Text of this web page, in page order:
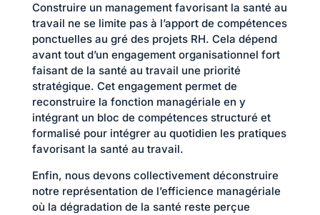
Construire un management favorisant la santé au
travail ne se limite pas à l’apport de compétences
ponctuelles au gré des projets RH. Cela dépend
avant tout d’un engagement organisationnel fort
faisant de la santé au travail une priorité
stratégique. Cet engagement permet de
reconstruire la fonction managériale en y
intégrant un bloc de compétences structuré et
formalisé pour intégrer au quotidien les pratiques
favorisant la santé au travail.
Enfin, nous devons collectivement déconstruire
notre représentation de l’efficience managériale
où la dégradation de la santé reste perçue